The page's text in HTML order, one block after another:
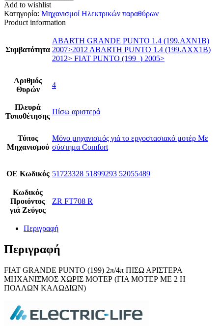
Add to wishlist
Κατηγορία: Μηχανισμοί Ηλεκτρικών παραθύρων
Product information
Συμβατότητα
ABARTH GRANDE PUNTO 1.4 (199.AXN1B)
2007>2012 ABARTH PUNTO 1.4 (199.AXX1B)
2012> FIAT PUNTO (199_) 2005>
Αριθμός
Θυρών
4
Πλευρά
Τοποθέτησης
Πίσω αριστερά
Τύπος
Μηχανισμού
Μόνο μηχανισμός γιά το εργοστασιακό μοτέρ Με
σύστημα Comfort
ΟΕ Κωδικός 51723328 51899293 52055489
Κωδικός
Προιόντος
γιά Ζεύγος
ZR FT708 R
Περιγραφή
Περιγραφή
FIAT GRANDE PUNTO (199) 2π/4π ΠΙΣΩ ΑΡΙΣΤΕΡΑ
ΜΗΧΑΝΙΣΜΟΣ ΧΩΡΙΣ ΜΟΤΕΡ (ΓΙΑ ΜΟΤΕΡ ΜΕ 2 Η
ΠΟΛΛΩΝ ΚΑΛΩΔΙΩΝ)